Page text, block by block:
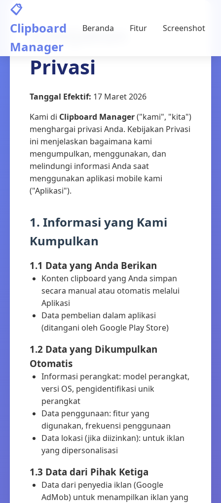
📋
Clipboard
Manager
Beranda Fitur Screenshot
Kebijakan
Privasi
Tanggal Efektif: 17 Maret 2026
Kami di Clipboard Manager("kami", "kita")
menghargai privasi Anda. Kebijakan Privasi
ini menjelaskan bagaimana kami
mengumpulkan, menggunakan, dan
melindungi informasi Anda saat
menggunakan aplikasi mobile kami
("Aplikasi").
1. Informasi yang Kami
Kumpulkan
1.1 Data yang Anda Berikan
Konten clipboard yang Anda simpan
secara manual atau otomatis melalui
Aplikasi
Data pembelian dalam aplikasi
(ditangani oleh Google Play Store)
1.2 Data yang Dikumpulkan
Otomatis
Informasi perangkat: model perangkat,
versi OS, pengidentifikasi unik
perangkat
Data penggunaan: fitur yang
digunakan, frekuensi penggunaan
Data lokasi (jika diizinkan): untuk iklan
yang dipersonalisasi
1.3 Data dari Pihak Ketiga
Data dari penyedia iklan (Google
AdMob) untuk menampilkan iklan yang